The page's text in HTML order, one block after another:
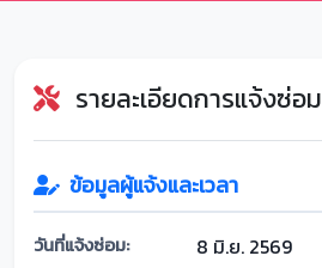
รายละเอียดการแจ้งซ่อม
ข้อมูลผู้แจ้งและเวลา
วันที่แจ้งซ่อม: 8 มิ.ย. 2569